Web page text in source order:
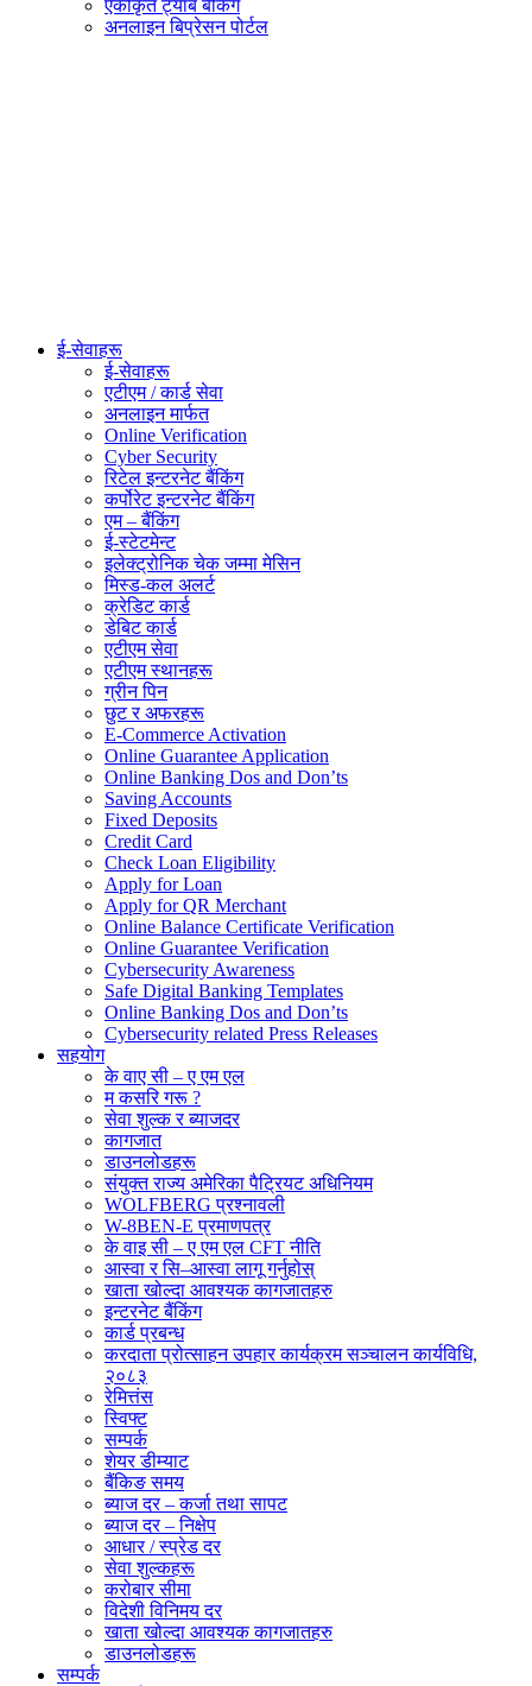
एकीकृत ट्याब बैंकिंग
अनलाइन बिप्रेसन पोर्टल
ई-सेवाहरू
ई-सेवाहरू
एटीएम / कार्ड सेवा
अनलाइन मार्फत
Online Verification
Cyber Security
रिटेल इन्टरनेट बैंकिंग
कर्पोरेट इन्टरनेट बैंकिंग
एम – बैंकिंग
ई-स्टेटमेन्ट
इलेक्ट्रोनिक चेक जम्मा मेसिन
मिस्ड-कल अलर्ट
क्रेडिट कार्ड
डेबिट कार्ड
एटीएम सेवा
एटीएम स्थानहरू
ग्रीन पिन
छुट र अफरहरू
E-Commerce Activation
Online Guarantee Application
Online Banking Dos and Don’ts
Saving Accounts
Fixed Deposits
Credit Card
Check Loan Eligibility
Apply for Loan
Apply for QR Merchant
Online Balance Certificate Verification
Online Guarantee Verification
Cybersecurity Awareness
Safe Digital Banking Templates
Online Banking Dos and Don’ts
Cybersecurity related Press Releases
सहयोग
के वाए सी – ए एम एल
म कसरि गरू ?
सेवा शुल्क र ब्याजदर
कागजात
डाउनलोडहरू
संयुक्त राज्य अमेरिका पैट्रियट अधिनियम
WOLFBERG प्रश्नावली
W-8BEN-E प्रमाणपत्र
के वाइ सी – ए एम एल CFT नीति
आस्वा र सि–आस्वा लागू गर्नुहोस्
खाता खोल्दा आवश्यक कागजातहरु
इन्टरनेट बैंकिंग
कार्ड प्रबन्ध
करदाता प्रोत्साहन उपहार कार्यक्रम सञ्चालन कार्यविधि,
२०८३
रेमित्तंस
स्विफ्ट
सम्पर्क
शेयर डीम्याट
बैंकिङ समय
ब्याज दर – कर्जा तथा सापट
ब्याज दर – निक्षेप
आधार / स्प्रेड दर
सेवा शुल्कहरू
करोबार सीमा
विदेशी विनिमय दर
खाता खोल्दा आवश्यक कागजातहरु
डाउनलोडहरू
सम्पर्क